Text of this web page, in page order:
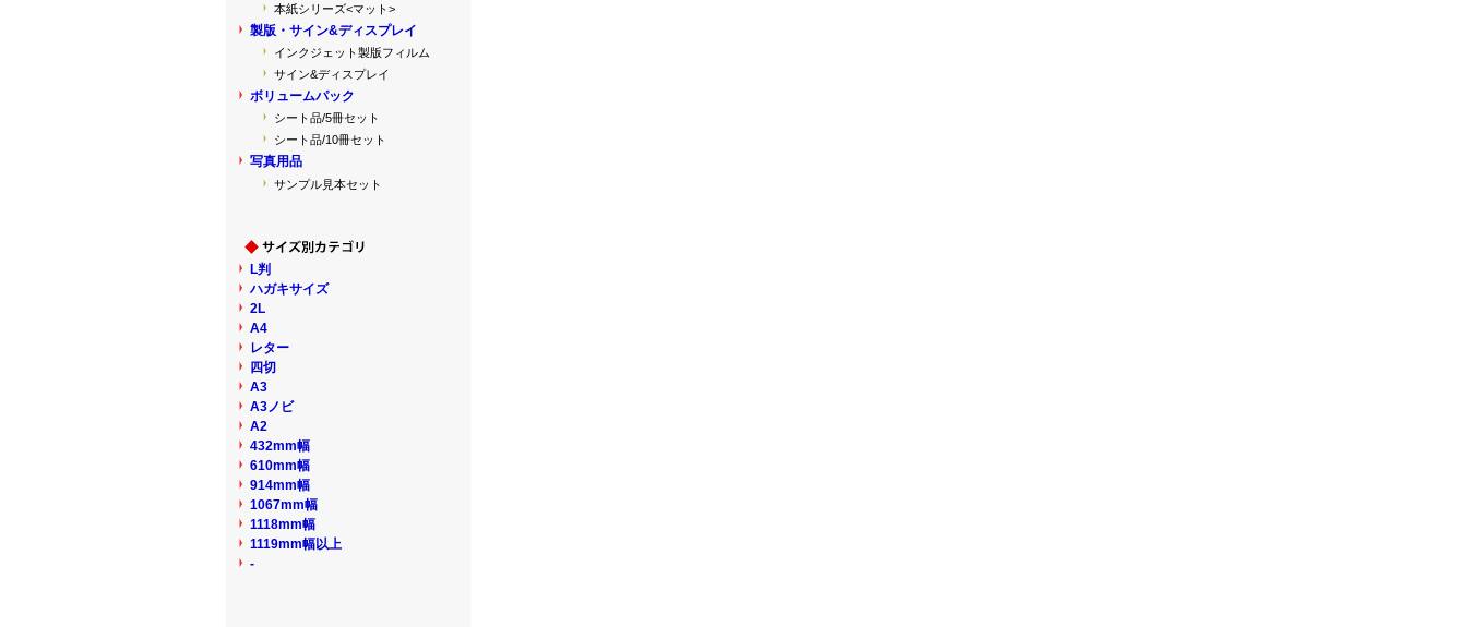
本紙シリーズ<マット>
製版・サイン&ディスプレイ
インクジェット製版フィルム
サイン&ディスプレイ
ボリュームパック
シート品/5冊セット
シート品/10冊セット
写真用品
サンプル見本セット
L判
ハガキサイズ
2L
A4
レター
四切
A3
A3ノビ
A2
432mm幅
610mm幅
914mm幅
1067mm幅
1118mm幅
1119mm幅以上
-